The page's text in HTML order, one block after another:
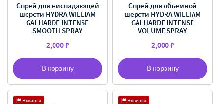
В корзину
Спрей для ниспадающей
шерсти HYDRA WILLIAM
GALHARDE INTENSE
SMOOTH SPRAY
2,000 ₽
В корзину
Спрей для объемной
шерсти HYDRA WILLIAM
GALHARDE INTENSE
VOLUME SPRAY
2,000 ₽
Новинка
Новинка